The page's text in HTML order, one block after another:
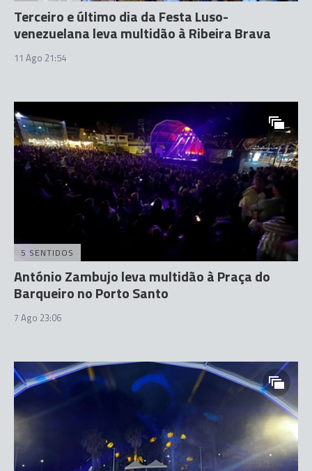
Terceiro e último dia da Festa Luso-
venezuelana leva multidão à Ribeira Brava
11 Ago 21:54
5 SENTIDOS
António Zambujo leva multidão à Praça do
Barqueiro no Porto Santo
7 Ago 23:06